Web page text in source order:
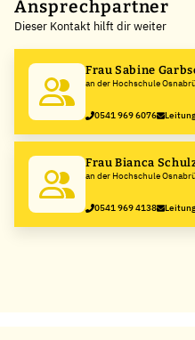
+
−
Ansprechpartner
Dieser Kontakt hilft dir weiter
Frau Sabine
an der Hochschule
0541 969 6076
Frau Bianca
an der Hochschule
0541 969 4138